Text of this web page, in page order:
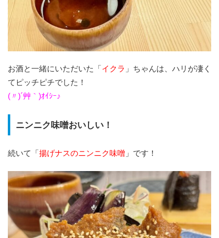
お酒と一緒にいただいた「 イクラ 」ちゃんは、ハリが凄く
てピッチピチでした！
(〃)´艸｀)ｵｲｼｰ♪
ニンニク味噌おいしい！
続いて「 揚げナスのニンニク味噌 」です！